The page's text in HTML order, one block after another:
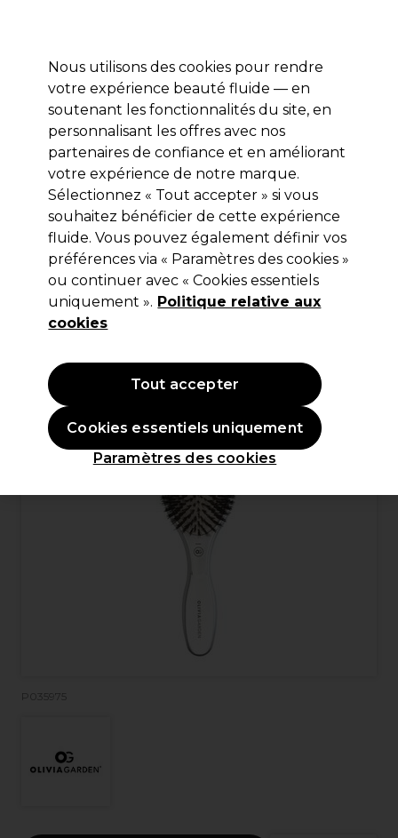
Se connecter
Marques Bons plans Coiffure Electro et Matériel
Livraison et délais
lire la suite
Olivia Garden
Olivia Garden CareExpert Oval Boar
Brosse
(0)
23,55 €Hors TVA
P035975
Nous utilisons des cookies pour rendre
votre expérience beauté fluide — en
soutenant les fonctionnalités du site, en
personnalisant les offres avec nos
partenaires de confiance et en améliorant
votre expérience de notre marque.
Sélectionnez « Tout accepter » si vous
souhaitez bénéficier de cette expérience
fluide. Vous pouvez également définir vos
préférences via « Paramètres des cookies »
ou continuer avec « Cookies essentiels
uniquement ». Politique relative aux
cookies
Paramètres des cookies
Cookies essentiels uniquement
Tout accepter